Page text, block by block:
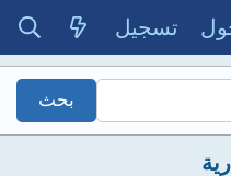
تسجيل